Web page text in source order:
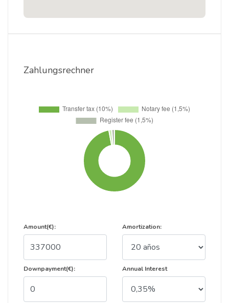
Zahlungsrechner
Amount(€):
Downpayment(€):
Amortization:
Annual Interest